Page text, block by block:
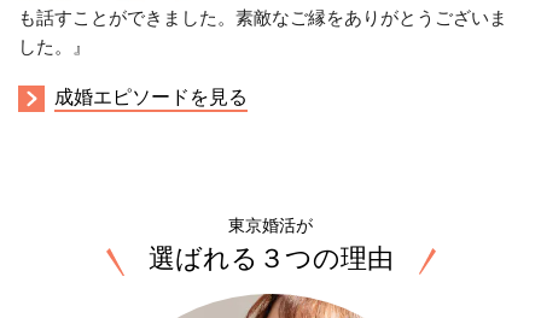
も話すことができました。素敵なご縁をありがとうございま
した。』
成婚エピソードを見る
東京婚活が
選ばれる ３ つの理由